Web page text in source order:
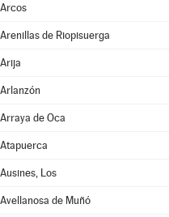
Arcos
Arenillas de Riopisuerga
Arija
Arlanzón
Arraya de Oca
Atapuerca
Ausines, Los
Avellanosa de Muñó